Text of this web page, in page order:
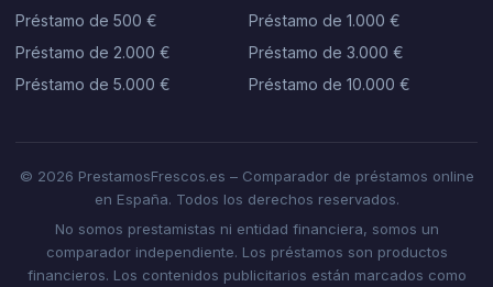
Préstamo de 500 €
Préstamo de 1.000 €
Préstamo de 2.000 €
Préstamo de 3.000 €
Préstamo de 5.000 €
Préstamo de 10.000 €
© 2026 PrestamosFrescos.es – Comparador de préstamos online
en España. Todos los derechos reservados.
No somos prestamistas ni entidad financiera, somos un
comparador independiente. Los préstamos son productos
financieros. Los contenidos publicitarios están marcados como